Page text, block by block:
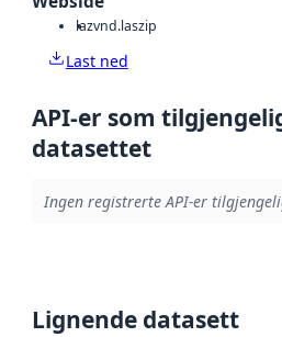
lazvnd.laszip
Last ned
API-er som
datasettet
Ingen registrerte API-er
Lignende datasett